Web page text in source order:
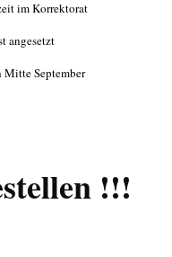
im Korrektorat
angesetzt
September
!!!